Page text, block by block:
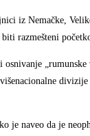
iz Nemačke,
razmešteni
„rumunske
je naveo da je